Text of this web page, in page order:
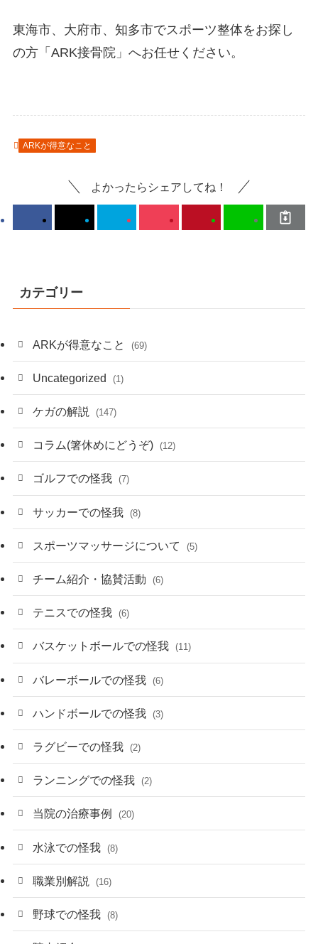
東海市、大府市、知多市でスポーツ整体をお探し
の方「ARK接骨院」へお任せください。
ARKが得意なこと
よかったらシェアしてね！
カテゴリー
ARKが得意なこと (69)
Uncategorized (1)
ケガの解説 (147)
コラム(箸休めにどうぞ) (12)
ゴルフでの怪我 (7)
サッカーでの怪我 (8)
スポーツマッサージについて (5)
チーム紹介・協賛活動 (6)
テニスでの怪我 (6)
バスケットボールでの怪我 (11)
バレーボールでの怪我 (6)
ハンドボールでの怪我 (3)
ラグビーでの怪我 (2)
ランニングでの怪我 (2)
当院の治療事例 (20)
水泳での怪我 (8)
職業別解説 (16)
野球での怪我 (8)